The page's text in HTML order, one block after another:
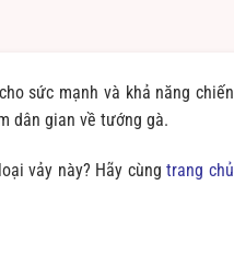
sức mạnh và khả năng chiến
dân gian về tướng gà.
vảy này? Hãy cùngtrang chủ